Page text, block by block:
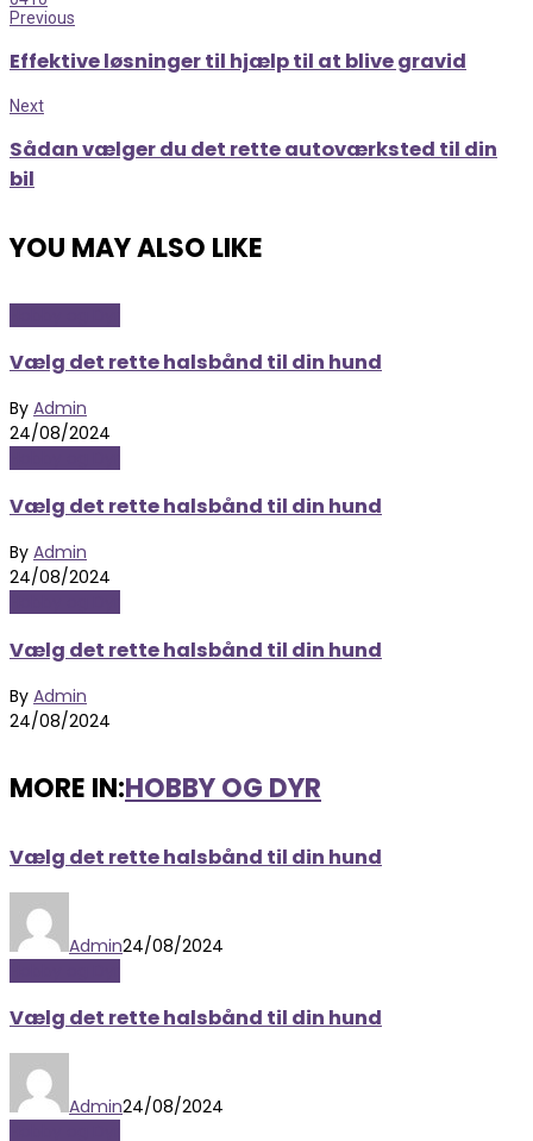
Previous
Effektive løsninger til hjælp til at blive gravid
Next
Sådan vælger du det rette autoværksted til din
bil
YOU MAY ALSO LIKE
Vælg det rette halsbånd til din hund
By Admin
24/08/2024
Vælg det rette halsbånd til din hund
By Admin
24/08/2024
Vælg det rette halsbånd til din hund
By Admin
24/08/2024
MORE IN:HOBBY OG DYR
Vælg det rette halsbånd til din hund
Admin24/08/2024
Vælg det rette halsbånd til din hund
Admin24/08/2024